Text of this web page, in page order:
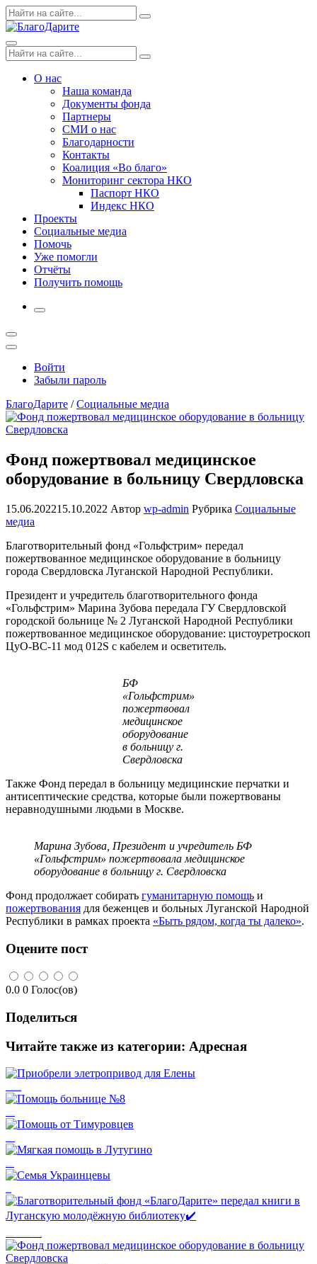
Skip
to
Поиск
по:
Search
Menu
Поиск
по:
Search
О нас
Наша команда
Документы фонда
Партнеры
СМИ о нас
Благодарности
Контакты
Коалиция «Во благо»
Мониторинг сектора НКО
Паспорт НКО
Индекс НКО
Проекты
Социальные медиа
Помочь
Уже помогли
Отчёты
Получить помощь
More
Открыть
поиск
Профиль
Войти
Забыли пароль
БлагоДарите /Социальные медиа
Фонд пожертвовал медицинское
оборудование в больницу Свердловска
15.06.202215.10.2022 Автор wp-admin Рубрика Социальные
медиа
Благотворительный фонд «Гольфстрим» передал
пожертвованное медицинское оборудование в больницу
города Свердловска Луганской Народной Республики.
Президент и учредитель благотворительного фонда
«Гольфстрим» Марина Зубова передала ГУ Свердловской
городской больнице № 2 Луганской Народной Республики
пожертвованное медицинское оборудование: цистоуретроскоп
ЦуО-ВС-11 мод 012S с кабелем и осветитель.
БФ
«Гольфстрим»
пожертвовал
медицинское
оборудование
в больницу г.
Свердловска
Также Фонд передал в больницу медицинские перчатки и
антисептические средства, которые были пожертвованы
неравнодушными людьми в Москве.
Марина Зубова, Президент и учредитель БФ
«Гольфстрим» пожертвовала медицинское
оборудование в больницу г. Свердловска
Фонд продолжает собирать гуманитарную помощь и
пожертвования для беженцев и больных Луганской Народной
Республики в рамках проекта «Быть рядом, когда ты далеко».
Оцените пост
0.0 0 Голос(ов)
Поделиться
Читайте также из категории: Адресная